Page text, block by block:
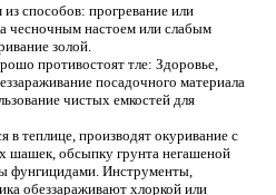
способов: прогревание или
чесночным настоем или слабым
золой.
противостоят тле: Здоровье,
посадочного материала
чистых емкостей для
в теплице, производят окуривание с
обсыпку грунта негашеной
фунгицидами. Инструменты,
обеззараживают хлоркой или